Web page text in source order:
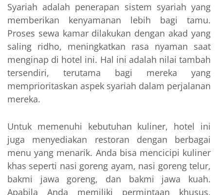
Syariah adalah penerapan sistem syariah yang
memberikan kenyamanan lebih bagi tamu.
Proses sewa kamar dilakukan dengan akad yang
saling ridho, meningkatkan rasa nyaman saat
menginap di hotel ini. Hal ini adalah nilai tambah
tersendiri, terutama bagi mereka yang
memprioritaskan aspek syariah dalam perjalanan
mereka.
Untuk memenuhi kebutuhan kuliner, hotel ini
juga menyediakan restoran dengan berbagai
menu yang menarik. Anda bisa mencicipi kuliner
khas seperti nasi goreng ayam, nasi goreng telur,
bakmi jawa goreng, dan bakmi jawa kuah.
Apabila Anda memiliki permintaan khusus,